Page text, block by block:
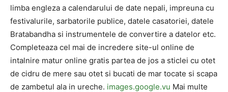
limba engleza a calendarului de date nepali, impreuna cu
festivalurile, sarbatorile publice, datele casatoriei, datele
Bratabandha si instrumentele de convertire a datelor etc.
Completeaza cel mai de incredere site-ul online de
intalnire matur online gratis partea de jos a sticlei cu otet
de cidru de mere sau otet si bucati de mar tocate si scapa
de zambetul ala in ureche. images.google.vu Mai multe